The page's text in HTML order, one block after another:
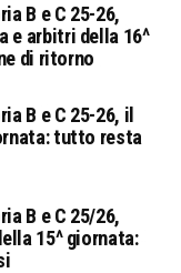
B e C 25-26,
e arbitri della 16^
di ritorno
B e C 25-26, il
tutto resta
B e C 25/26,
15^ giornata: